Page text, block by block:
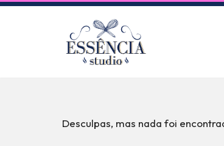
Desculpas, mas nada foi